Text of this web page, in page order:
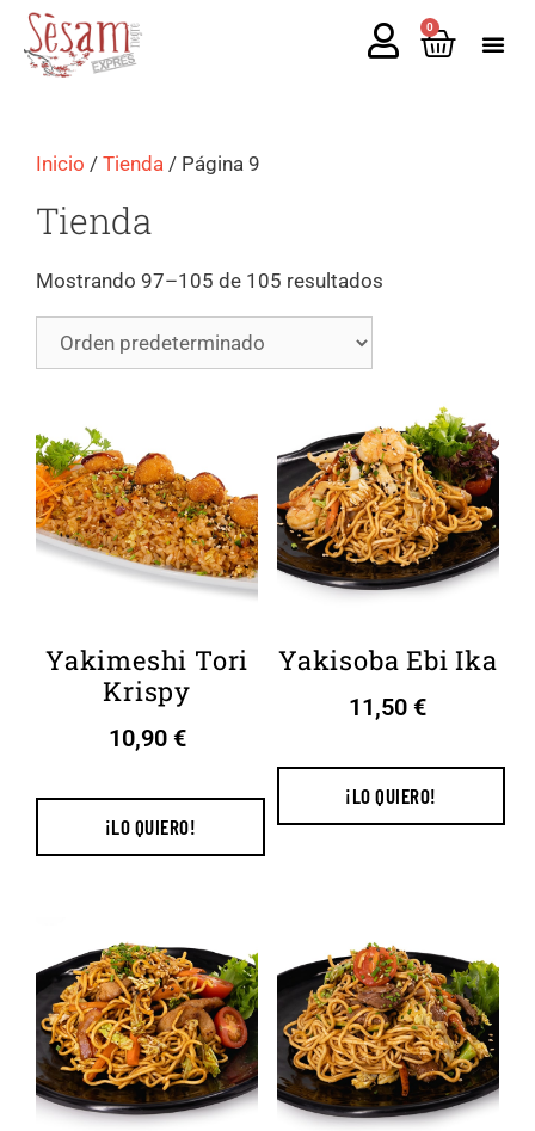
0
Inicio / Tienda / Página 9
Tienda
Mostrando 97–105 de 105 resultados
Yakimeshi Tori
Krispy
10,90 €
¡LO QUIERO!
Yakisoba Ebi Ika
11,50€
¡LO QUIERO!